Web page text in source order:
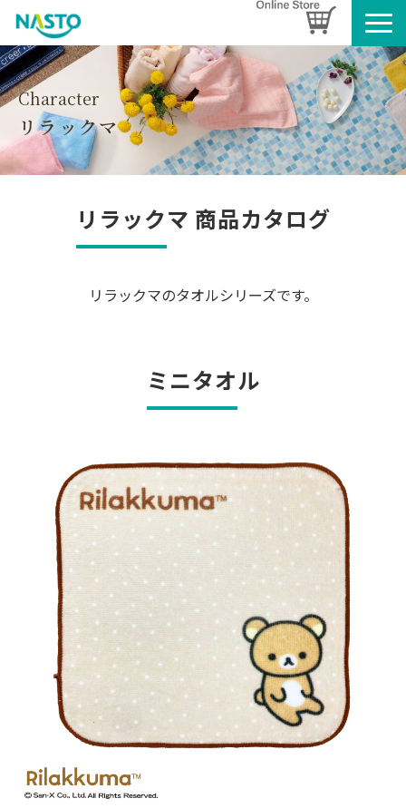
企業情報
製品情報
お知らせ
ブログ
採用情報
Character
リラックマ
リラックマ 商品カタログ
リラックマのタオルシリーズです。
ミニタオル